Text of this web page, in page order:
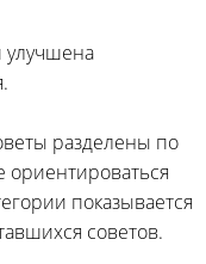
улучшена
разделены по
показывается
советов.